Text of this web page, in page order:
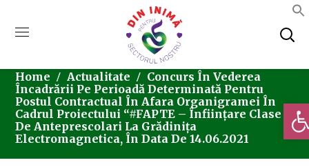
Home Actualitate
Concurs În Vederea
Încadrării Pe Perioadă Determinată Pentru
Postul Contractual În Afara Organigramei În
Cadrul Proiectului “#FAPTE – Înființare Clase
De Anteprescolari La Grădinița
Electromagnetica, În Data De 14.06.2021